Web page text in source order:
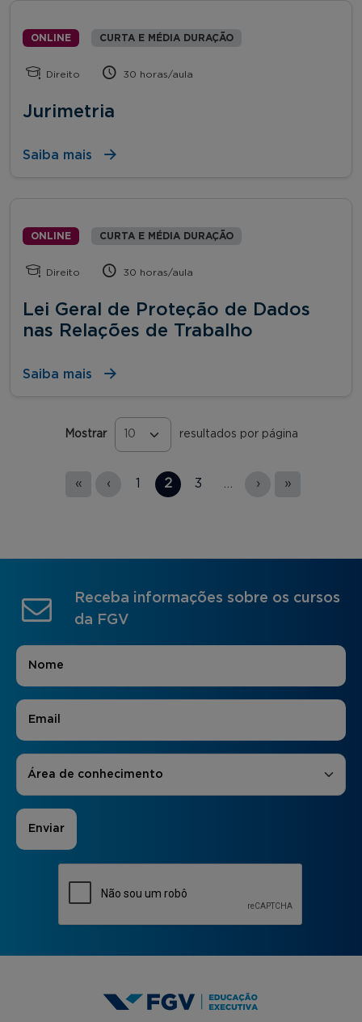
ONLINE CURTA E MÉDIA DURAÇÃO
Direito 30 horas/aula
Jurimetria
Saiba mais
ONLINE CURTA E MÉDIA DURAÇÃO
Direito 30 horas/aula
Lei Geral de Proteção de Dados
nas Relações de Trabalho
Saiba mais
Mostrar resultados por página
« ‹ 1 2 3 › »
Receba informações sobre os cursos
da FGV
Nome
E-mail
Áreas de Interesse
Área de conhecimento